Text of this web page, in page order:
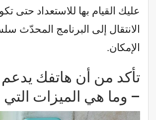
عليك القيام بها للاستعداد حتى
الانتقال إلى البرنامج المحدّث
الإمكان.
– وما هي الميزات